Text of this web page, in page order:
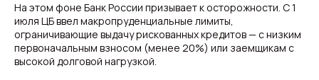
На этом фоне Банк России призывает к осторожности. С 1
июля ЦБ ввел макропруденциальные лимиты,
ограничивающие выдачу рискованных кредитов — с низким
первоначальным взносом (менее 20%) или заемщикам с
высокой долговой нагрузкой.